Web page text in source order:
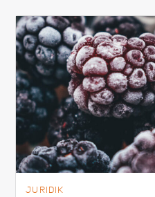
JURIDIK